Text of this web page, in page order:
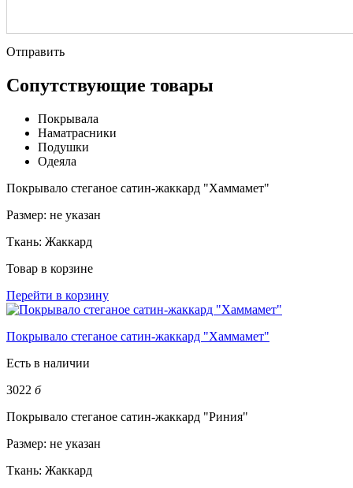
Отправить
Сопутствующие товары
Покрывала
Наматрасники
Подушки
Одеяла
Покрывало стеганое сатин-жаккард "Хаммамет"
Размер: не указан
Ткань: Жаккард
Товар в корзине
Перейти в корзину
Покрывало стеганое сатин-жаккард "Хаммамет"
Есть в наличии
3022 б
Покрывало стеганое сатин-жаккард "Риния"
Размер: не указан
Ткань: Жаккард